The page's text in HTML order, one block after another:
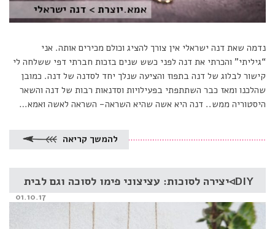
נדמה שאת דנה ישראלי אין צורך להציג וכולם מכירים אותה. אני
“גיליתי” והכרתי את דנה לפני כשש שנים בזכות חברתי דפי ששלחה לי
קישור לבלוג של דנה בתפוז והציעה שנלך יחד לסדנה של דנה. כמובן
שהלכנו ומאז כבר השתתפתי בפעילויות וסדנאות רבות של דנה והשאר
היסטוריה ממש.. דנה היא אשה שהיא השראה- השראה לאשה ואמא…
להמשך קריאה
DIY◃יצירה לסוכות: עציצוני פימו לסוכה וגם לבית
Posted
on
01.10.17